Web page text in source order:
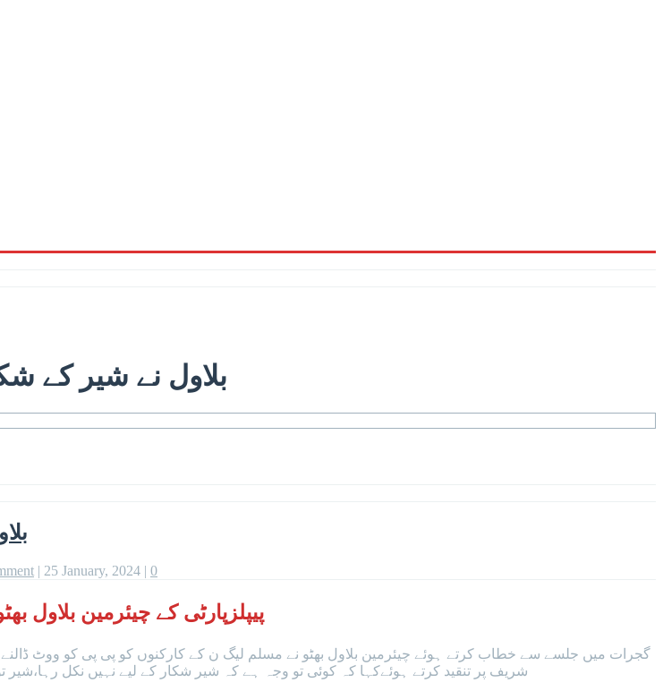
بلاول نے شیر کے
| 25 January, 2024 | 0
پیپلزپارٹی کے چیئرمین بلاول
گجرات میں جلسے سے خطاب کرتے ہوئے چیئرمین بلاول بھٹو نے مسلم لیگ ن کے کارکنوں کو پی پی کو ووٹ
شریف پر تنقید کرتے ہوئےکہا کہ کوئی تو وجہ ہے کہ شیر شکار کے لیے نہیں نکل رہا،شیر